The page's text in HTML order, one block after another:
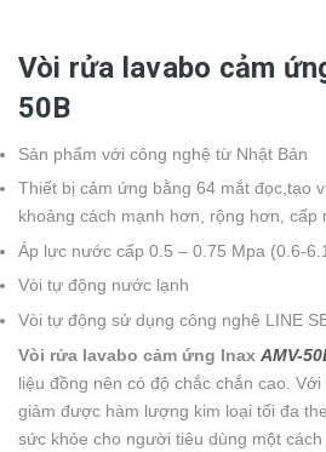
Vòi rửa lavabo cảm
50B
Sản phẩm với công nghệ từ Nhật Bản
Thiết bị cảm ứng bằng 64 mắt đọc,tạo
khoảng cách mạnh hơn, rộng hơn, cấp
Áp lực nước cấp 0.5 – 0.75 Mpa (0.6-
Vòi tự động nước lạnh
Vòi tự động sử dụng công nghệ LINE
Vòi rửa lavabo cảm ứng Inax AMV-
liệu đồng nên có độ chắc chắn cao.
giảm được hàm lượng kim loại tối đa
sức khỏe cho người tiêu dùng một cách